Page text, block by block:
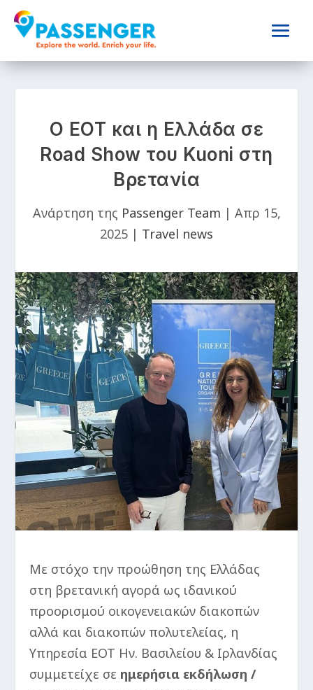
Ο ΕΟΤ και η Ελλάδα σε
Road Show του Kuoni στη
Βρετανία
Ανάρτηση της Passenger Team | Απρ 15,
2025 | Travel news
Με στόχο την προώθηση της Ελλάδας
στη βρετανική αγορά ως ιδανικού
προορισμού οικογενειακών διακοπών
αλλά και διακοπών πολυτελείας, η
Υπηρεσία ΕΟΤ Ην. Βασιλείου & Ιρλανδίας
συμμετείχε σε ημερήσια εκδήλωση /